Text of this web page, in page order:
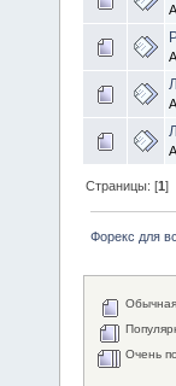
Страницы: [1
Форекс для
Очень